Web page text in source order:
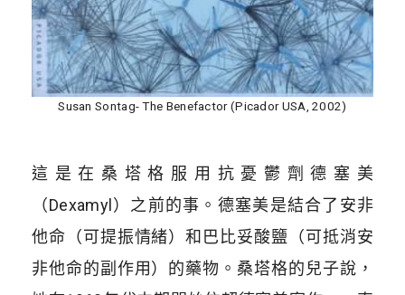
Susan Sontag- The Benefactor (Picador USA, 2002)
這是在桑塔格服用抗憂鬱劑德塞美
（Dexamyl）之前的事。德塞美是結合了安非
他命（可提振情緒）和巴比妥酸鹽（可抵消安
非他命的副作用）的藥物。桑塔格的兒子說，